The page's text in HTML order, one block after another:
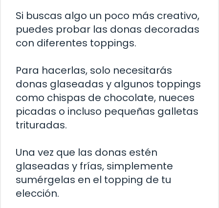
Si buscas algo un poco más creativo,
puedes probar las donas decoradas
con diferentes toppings.
Para hacerlas, solo necesitarás
donas glaseadas y algunos toppings
como chispas de chocolate, nueces
picadas o incluso pequeñas galletas
trituradas.
Una vez que las donas estén
glaseadas y frías, simplemente
sumérgelas en el topping de tu
elección.